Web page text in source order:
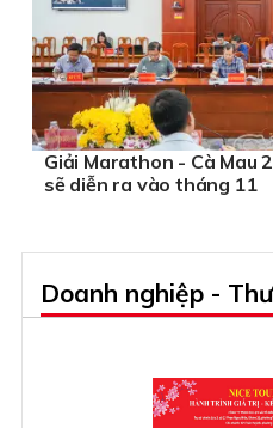
Giải Marathon - Cà Mau
sẽ diễn ra vào tháng 11
Doanh nghiệp -